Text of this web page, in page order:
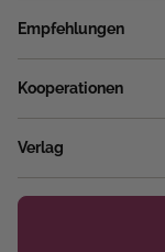
Empfehlungen
Kooperationen
Verlag